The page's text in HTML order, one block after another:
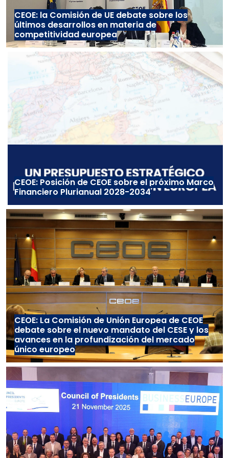
CEOE: la Comisión de UE debate sobre los
últimos desarrollos en materia de
competitividad europea
CEOE: Posición de CEOE sobre el próximo Marco
Financiero Plurianual 2028-2034
CEOE: La Comisión de Unión Europea de CEOE
debate sobre el nuevo mandato del CESE y los
avances en la profundización del mercado
único europeo